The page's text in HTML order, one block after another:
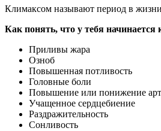
Климаксом называют период в
Как понять, что у тебя
Приливы жара
Озноб
Повышенная потливость
Головные боли
Повышение или понижение
Учащенное сердцебиение
Раздражительность
Сонливость